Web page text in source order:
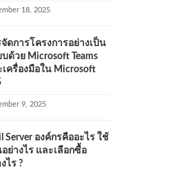
18, 2025
จัดการโครงการอย่างเป็น
ด้วย Microsoft Teams
เครื่องมือใน Microsoft
9, 2025
Server องค์กรคืออะไร ใช้
อย่างไร และเลือกซื้อ
ไร ?